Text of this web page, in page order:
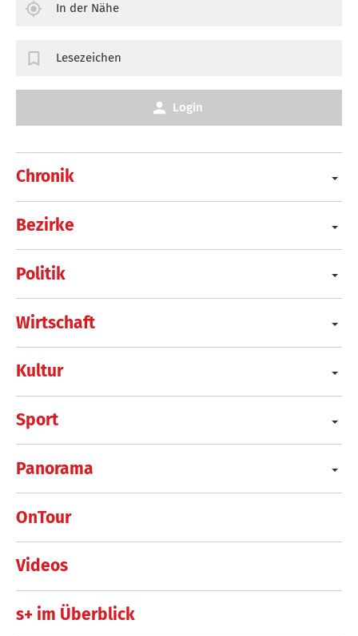
Chronik
Bezirke
Politik
Wirtschaft
Kultur
Sport
Panorama
OnTour
Videos
s+ im Überblick
In der Nähe
Lesezeichen
Login